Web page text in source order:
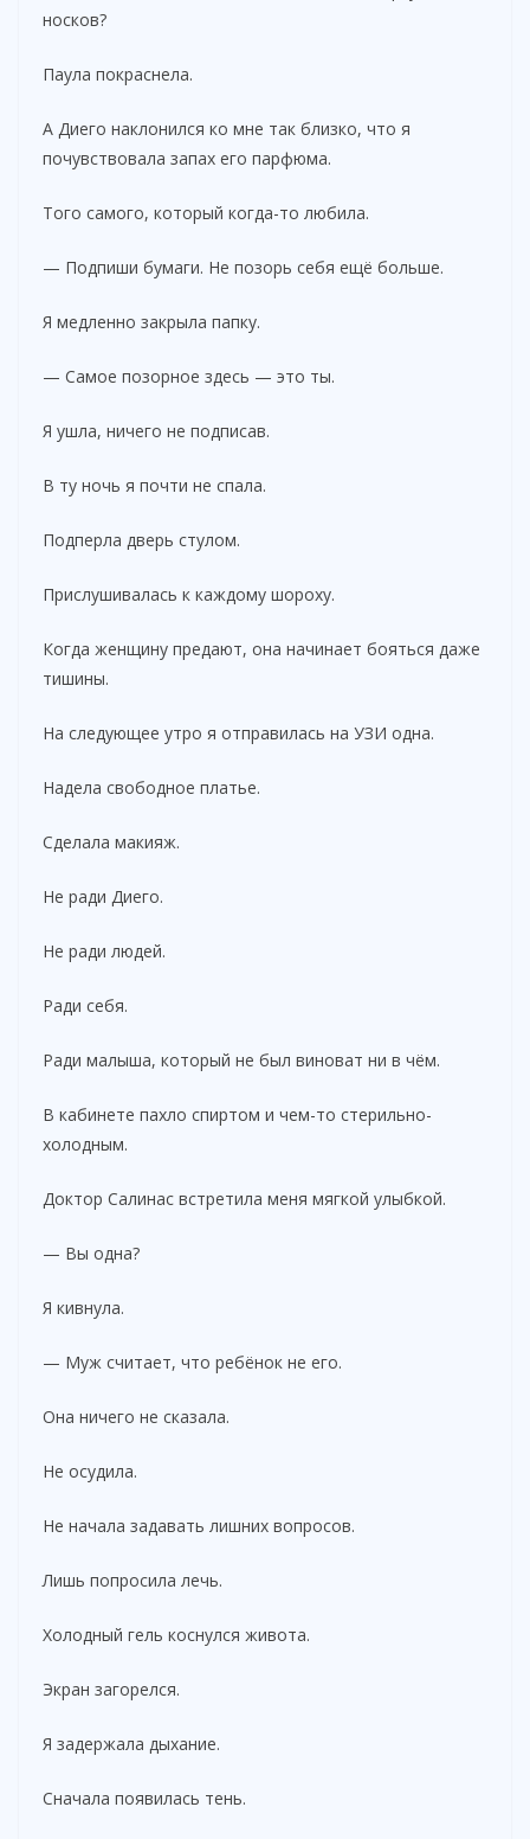
носков?
Паула покраснела.
А Диего наклонился ко мне так близко, что я
почувствовала запах его парфюма.
Того самого, который когда-то любила.
— Подпиши бумаги. Не позорь себя ещё больше.
Я медленно закрыла папку.
— Самое позорное здесь — это ты.
Я ушла, ничего не подписав.
В ту ночь я почти не спала.
Подперла дверь стулом.
Прислушивалась к каждому шороху.
Когда женщину предают, она начинает бояться даже
тишины.
На следующее утро я отправилась на УЗИ одна.
Надела свободное платье.
Сделала макияж.
Не ради Диего.
Не ради людей.
Ради себя.
Ради малыша, который не был виноват ни в чём.
В кабинете пахло спиртом и чем-то стерильно-
холодным.
Доктор Салинас встретила меня мягкой улыбкой.
— Вы одна?
Я кивнула.
— Муж считает, что ребёнок не его.
Она ничего не сказала.
Не осудила.
Не начала задавать лишних вопросов.
Лишь попросила лечь.
Холодный гель коснулся живота.
Экран загорелся.
Я задержала дыхание.
Сначала появилась тень.